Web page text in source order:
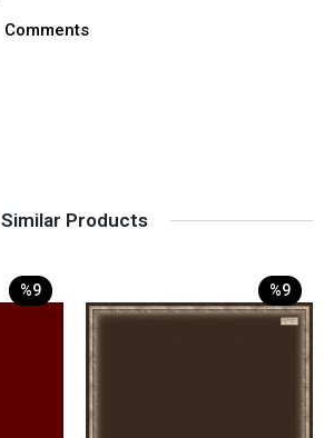
Comments
Similar Products
%9 %9